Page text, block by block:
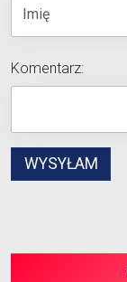
Komentarz: